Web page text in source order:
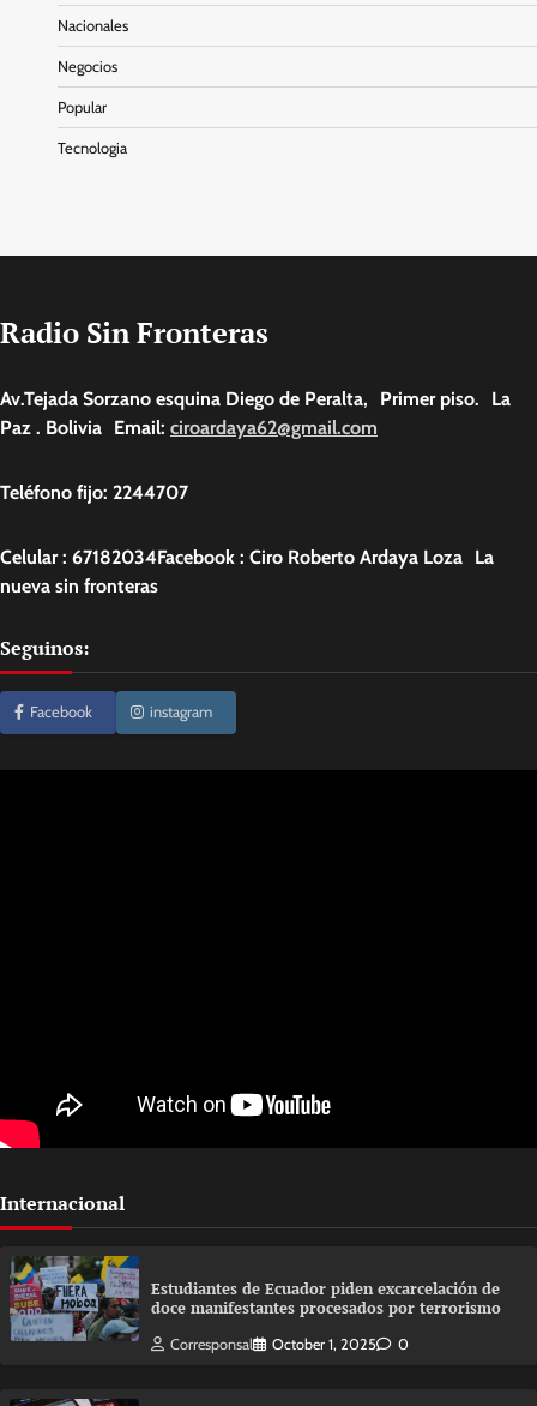
Nacionales
Negocios
Popular
Tecnologia
Radio Sin Fronteras
Av.Tejada Sorzano esquina Diego de Peralta, Primer piso. La
Paz . Bolivia Email: ciroardaya62@gmail.com
Teléfono fijo: 2244707
Celular : 67182034Facebook : Ciro Roberto Ardaya Loza La
nueva sin fronteras
Seguinos:
Facebook instagram
Internacional
Estudiantes de Ecuador piden excarcelación de
doce manifestantes procesados por terrorismo
Corresponsal October 1, 2025 0